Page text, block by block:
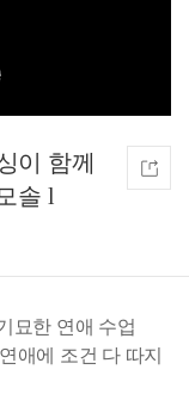
이 함께
솔 l
묘한 연애 수업
애에 조건 다 따지